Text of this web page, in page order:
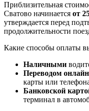
Приблизительная
Сватово начинается от
утверждается перед
продолжительности
Какие способы оплаты
Наличными
Переводом онлайн
карты или
Банковской
терминал в